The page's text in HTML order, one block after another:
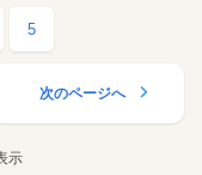
5
次のページへ
示